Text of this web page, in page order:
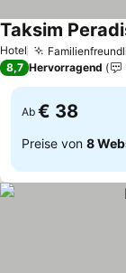
Hotel
Taksim
8,7 Hervorragend
Ab € 38
Preise von 8